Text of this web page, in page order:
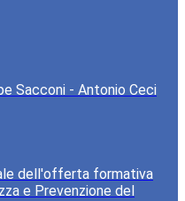
Sacconi - Antonio Ceci
dell'offerta formativa
e Prevenzione del